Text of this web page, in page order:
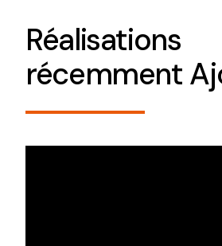
Réalisations
récemment